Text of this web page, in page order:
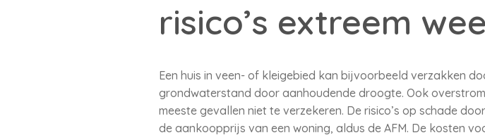
risico’s extreem
Een huis in veen- of kleigebied kan bijvoorbeeld verzakken
grondwaterstand door aanhoudende droogte. Ook
meeste gevallen niet te verzekeren. De risico’s op schade
de aankoopprijs van een woning, aldus de AFM. De kosten